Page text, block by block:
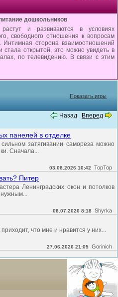
дошкольников
и развиваются в условиях
свободного отношения к вопросам
Интимная сторона взаимоотношений
стала открытой, это можно увидеть в
по телевидению. В связи с этим
Показать игры
Назад Вперед
панелей в отделке
затягивании самореза можно
Сначала...
03.08.2026 10:42 TopTop
Питер
Ленинградских окон и потолков
нужным...
08.07.2026 8:18 Shyrka
что мне и нравится у них...
27.06.2026 21:05 Gorinich